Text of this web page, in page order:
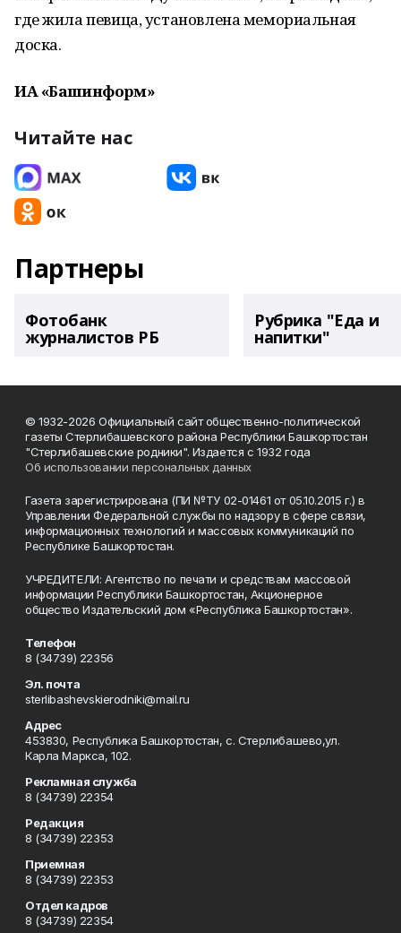
где жила певица, установлена мемориальная
доска.
ИА «Башинформ»
Читайте нас
Партнеры
Фотобанк
журналистов РБ
Рубрика "Еда и
напитки"
© 1932-2026 Официальный сайт общественно-политической
газеты Стерлибашевского района Республики Башкортостан
"Стерлибашевские родники". Издается с 1932 года
Об использовании персональных данных
Газета зарегистрирована (ПИ №ТУ 02-01461 от 05.10.2015 г.) в
Управлении Федеральной службы по надзору в сфере связи,
информационных технологий и массовых коммуникаций по
Республике Башкортостан.
УЧРЕДИТЕЛИ: Агентство по печати и средствам массовой
информации Республики Башкортостан, Акционерное
общество Издательский дом «Республика Башкортостан».
Телефон
8 (34739) 22356
Эл. почта
sterlibashevskierodniki@mail.ru
Адрес
453830, Республика Башкортостан, c. Стерлибашево,ул.
Карла Маркса, 102.
Рекламная служба
8 (34739) 22354
Редакция
8 (34739) 22353
Приемная
8 (34739) 22353
Отдел кадров
8 (34739) 22354